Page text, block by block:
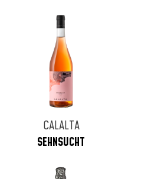
CALALTA
SEHNSUCHT